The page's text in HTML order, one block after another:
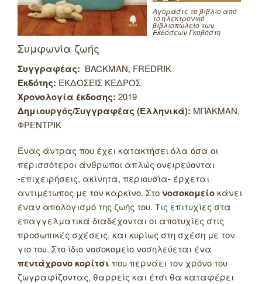
Αγοράστε το βιβλίο από
το ηλεκτρονικό
βιβλιοπωλείο των
Εκδόσεων Γκοβόστη
Συμφωνία ζωής
Συγγραφέας: BACKMAN, FREDRIK
Εκδότης: ΕΚΔΟΣΕΙΣ ΚΕΔΡΟΣ
Χρονολογία έκδοσης: 2019
Δημιουργός/Συγγραφέας (Ελληνικά): ΜΠΑΚΜΑΝ,
ΦΡΕΝΤΡΙΚ
Ένας άντρας που έχει κατακτήσει όλα όσα οι
περισσότεροι άνθρωποι απλώς ονειρεύονται
-επιχειρήσεις, ακίνητα, περιουσία- έρχεται
αντιμέτωπος με τον καρκίνο. Στονοσοκομείοκάνει
έναν απολογισμό της ζωής του. Τις επιτυχίες στα
επαγγελματικά διαδέχονται οι αποτυχίες στις
προσωπικές σχέσεις, και κυρίως στη σχέση με τον
γιο του. Στο ίδιο νοσοκομείο νοσηλεύεται ένα
πεντάχρονο κορίτσι που περνάει τον χρόνο του
ζωγραφίζοντας, θαρρείς και έτσι θα καταφέρει